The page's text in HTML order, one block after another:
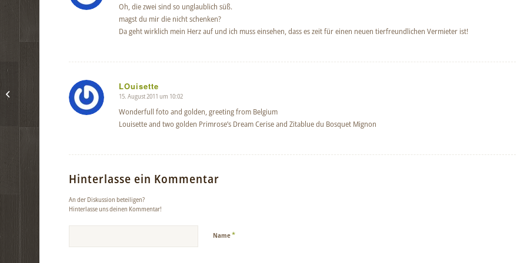
Oh, die zwei sind so unglaublich süß.
magst du mir die nicht schenken?
Da geht wirklich mein Herz auf und ich muss einsehen, dass es zeit für einen neuen tierfreundlichen Vermieter ist!
LOuisette
sagte:
15. August 2011 um 10:02
Wonderfull foto and golden, greeting from Belgium
Louisette and two golden Primrose’s Dream Cerise and Zitablue du Bosquet Mignon
Hinterlasse ein Kommentar
An der Diskussion beteiligen?
Hinterlasse uns deinen Kommentar!
Name*
Kleines Fotoshooting